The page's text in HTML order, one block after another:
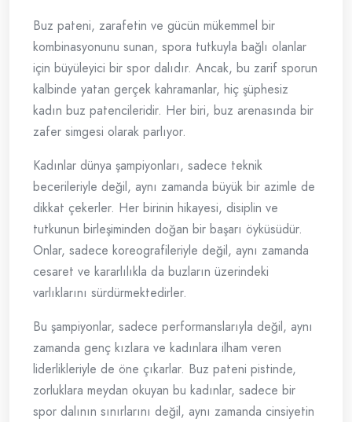
Buz pateni, zarafetin ve gücün mükemmel bir
kombinasyonunu sunan, spora tutkuyla bağlı olanlar
için büyüleyici bir spor dalıdır. Ancak, bu zarif sporun
kalbinde yatan gerçek kahramanlar, hiç şüphesiz
kadın buz patencileridir. Her biri, buz arenasında bir
zafer simgesi olarak parlıyor.
Kadınlar dünya şampiyonları, sadece teknik
becerileriyle değil, aynı zamanda büyük bir azimle de
dikkat çekerler. Her birinin hikayesi, disiplin ve
tutkunun birleşiminden doğan bir başarı öyküsüdür.
Onlar, sadece koreografileriyle değil, aynı zamanda
cesaret ve kararlılıkla da buzların üzerindeki
varlıklarını sürdürmektedirler.
Bu şampiyonlar, sadece performanslarıyla değil, aynı
zamanda genç kızlara ve kadınlara ilham veren
liderlikleriyle de öne çıkarlar. Buz pateni pistinde,
zorluklara meydan okuyan bu kadınlar, sadece bir
spor dalının sınırlarını değil, aynı zamanda cinsiyetin